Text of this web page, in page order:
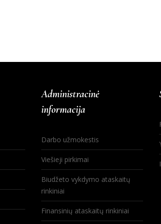
Administracinė
informacija
Darbo užmokestis
Viešieji pirkimai
Biudžeto vykdymo ataskaitų
rinkiniai
Finansinių ataskaitų rinkiniai